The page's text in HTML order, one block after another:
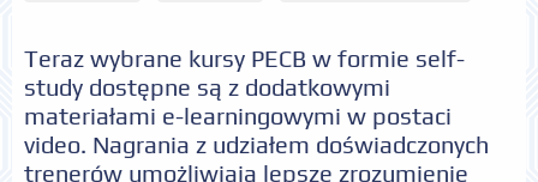
Teraz wybrane kursy PECB w formie self-
study dostępne są z dodatkowymi
materiałami e-learningowymi w postaci
video. Nagrania z udziałem doświadczonych
trenerów umożliwiają lepsze zrozumienie